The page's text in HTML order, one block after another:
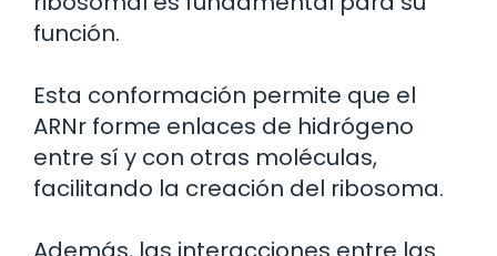
función.
Esta conformación permite que el
ARNr forme enlaces de hidrógeno
entre sí y con otras moléculas,
facilitando la creación del ribosoma.